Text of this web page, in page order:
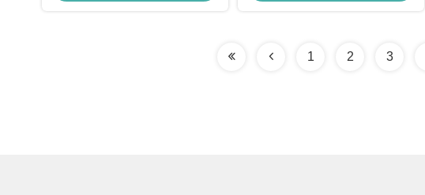
1 2 3